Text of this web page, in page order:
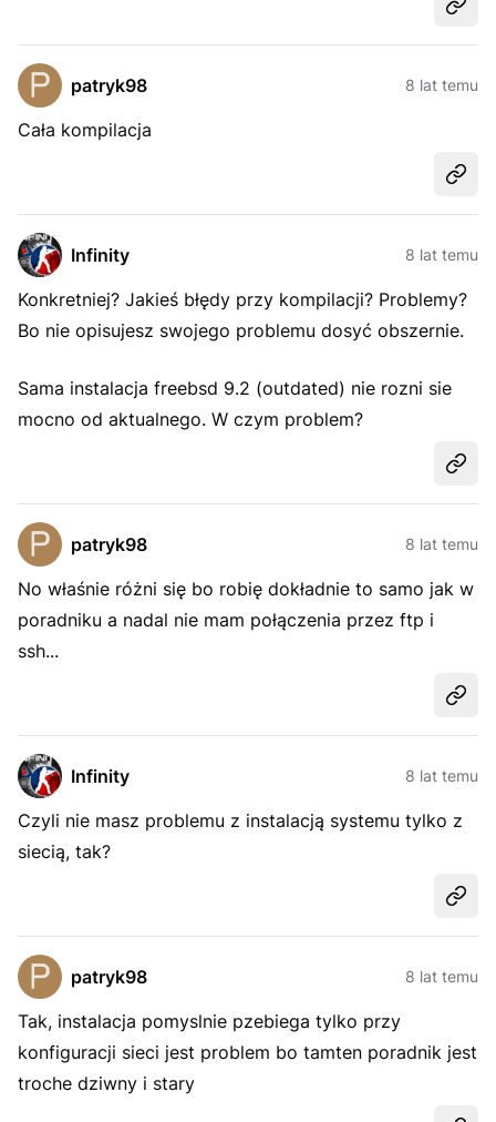
patryk98 8 lat temu
Cała kompilacja
Infinity 8 lat temu
Konkretniej? Jakieś błędy przy kompilacji? Problemy?
Bo nie opisujesz swojego problemu dosyć obszernie.
Sama instalacja freebsd 9.2 (outdated) nie rozni sie
mocno od aktualnego. W czym problem?
patryk98 8 lat temu
No właśnie różni się bo robię dokładnie to samo jak w
poradniku a nadal nie mam połączenia przez ftp i
ssh...
Infinity 8 lat temu
Czyli nie masz problemu z instalacją systemu tylko z
siecią, tak?
patryk98 8 lat temu
Tak, instalacja pomyslnie pzebiega tylko przy
konfiguracji sieci jest problem bo tamten poradnik jest
troche dziwny i stary